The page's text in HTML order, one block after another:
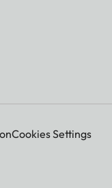
Cookies Settings